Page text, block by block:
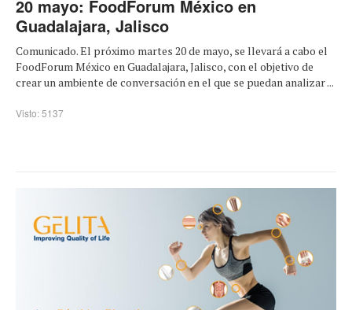
20 mayo: FoodForum México en
Guadalajara, Jalisco
Comunicado. El próximo martes 20 de mayo, se llevará a cabo el
FoodForum México en Guadalajara, Jalisco, con el objetivo de
crear un ambiente de conversación en el que se puedan analizar ...
Visto: 5137